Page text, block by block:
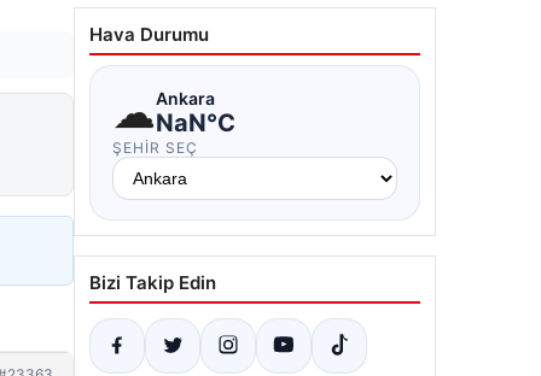
Hava Durumu
☁Ankara
NaN°C
ŞEHIR SEÇ
Bizi Takip Edin